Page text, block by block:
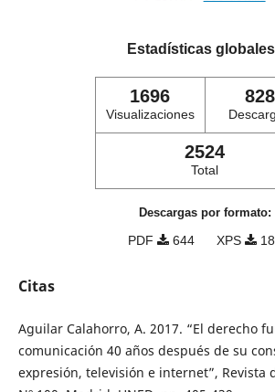
Estadísticas globales
1696
Visualizaciones
828
2524
Total
Descargas por formato:
PDF 644 XPS
Citas
Aguilar Calahorro, A. 2017. “El derecho
comunicación 40 años después de su
expresión, televisión e internet”, Revista